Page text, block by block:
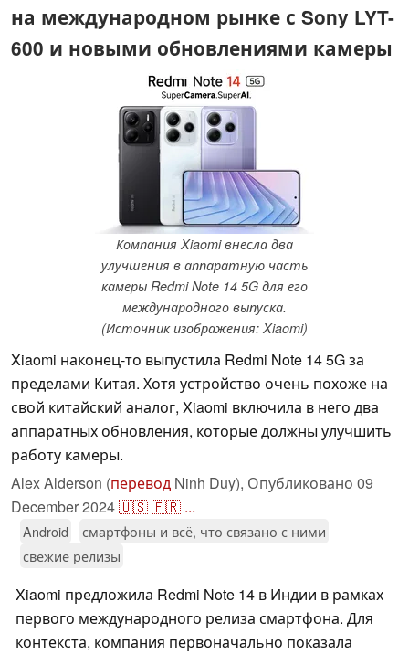
на международном рынке с Sony LYT-
600 и новыми обновлениями камеры
Компания Xiaomi внесла два
улучшения в аппаратную часть
камеры Redmi Note 14 5G для его
международного выпуска.
(Источник изображения: Xiaomi)
Xiaomi наконец-то выпустила Redmi Note 14 5G за
пределами Китая. Хотя устройство очень похоже на
свой китайский аналог, Xiaomi включила в него два
аппаратных обновления, которые должны улучшить
работу камеры.
Alex Alderson (перевод Ninh Duy), Опубликовано 09
December 2024🇺🇸🇫🇷 ...
Android
смартфоны и всё, что связано с ними
свежие релизы
Xiaomi предложила Redmi Note 14 в Индии в рамках
первого международного релиза смартфона. Для
контекста, компания первоначально показала